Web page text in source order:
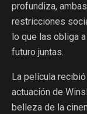
profundiza,
restricciones
lo que las obliga
futuro juntas.
La película
actuación de
belleza de la